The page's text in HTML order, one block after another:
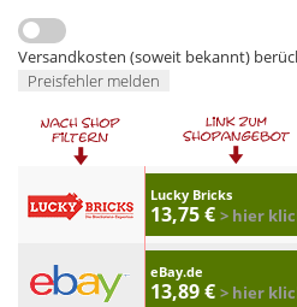
Versandkosten (soweit bekannt)
Preisfehler melden
Lucky Bricks
13,75 € > hier
eBay.de
13,89 € > hier